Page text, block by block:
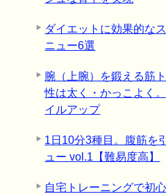
ダイエットに効果的な
ニュー6選
腕（上腕）を鍛える筋
性は太く・かっこよく
イルアップ
1日10分3種目。腹筋を
ュー vol.1【難易度高】
自宅トレーニングで初